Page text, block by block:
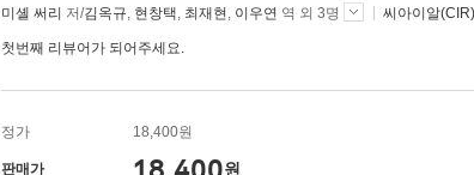
미셸 써리 저/김옥규, 현창택, 최재현 , 이우연 역 외 3명 씨아이알(CIR)
첫번째 리뷰어가 되어주세요.
정가 18,400원
판매가 18,400원